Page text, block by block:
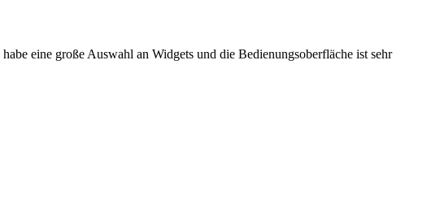
eine große Auswahl an Widgets und die Bedienungsoberfläche ist sehr